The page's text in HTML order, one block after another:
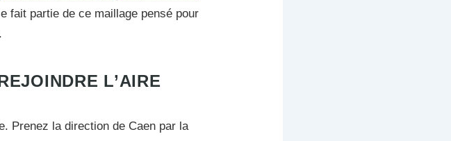
fait partie de ce maillage pensé pour
L’AIRE
Prenez la direction de Caen par la